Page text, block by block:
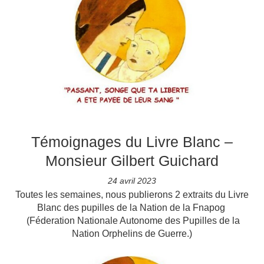
Témoignages du Livre Blanc –
Monsieur Gilbert Guichard
24 avril 2023
Toutes les semaines, nous publierons 2 extraits du Livre
Blanc des pupilles de la Nation de la Fnapog
(Féderation Nationale Autonome des Pupilles de la
Nation Orphelins de Guerre.)